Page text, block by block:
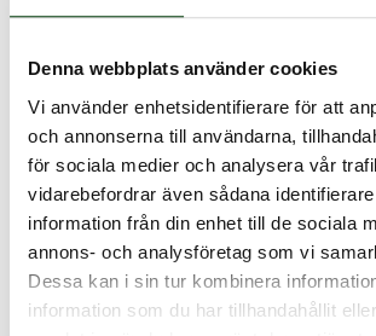
Denna webbplats använder cookies
Vi använder enhetsidentifierare för att
och annonserna till användarna,
för sociala medier och analysera vår
vidarebefordrar även sådana
information från din enhet till de sociala
annons- och analysföretag som vi
Dessa kan i sin tur kombinera
information som du har tillhandahållit
användas enligt de regler som gäller
är hel och ren.
Andras förtroende
Uniformen tillsammans med ditt
bild av en professionell och kunnig
yrkesförare som resenärer och
Vi får deras förtroende genom att
vänligt och professionellt, i våra